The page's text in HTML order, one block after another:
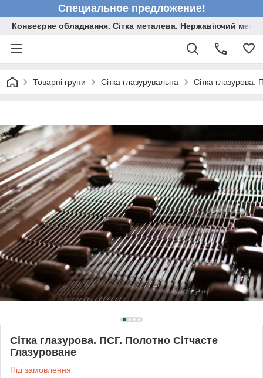
Специальное предложение!
Конвеєрне обладнання. Сітка металева. Нержавіючий
Товарні групи Сітка глазурувальна Сітка глазурова.
Сітка глазурова. ПСГ. Полотно Сітчасте
Глазуроване
Під замовлення